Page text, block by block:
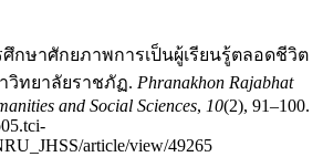
ศึกษาศักยภาพการเป็นผู้เรียนรู้ตลอดชีวิต
วิทยาลัยราชภัฏ. Phranakhon Rajabhat
and Social Sciences, 10(2), 91–100.
article/view/49265